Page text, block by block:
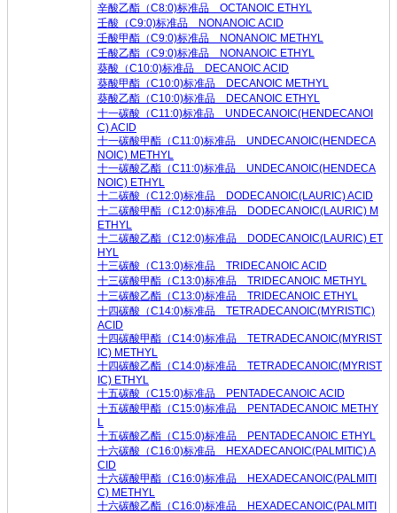
辛酸乙酯（C8:0)标准品 OCTANOIC ETHYL
壬酸（C9:0)标准品 NONANOIC ACID
壬酸甲酯（C9:0)标准品 NONANOIC METHYL
壬酸乙酯（C9:0)标准品 NONANOIC ETHYL
葵酸（C10:0)标准品 DECANOIC ACID
葵酸甲酯（C10:0)标准品 DECANOIC METHYL
葵酸乙酯（C10:0)标准品 DECANOIC ETHYL
十一碳酸（C11:0)标准品 UNDECANOIC(HENDECANOI
C) ACID
十一碳酸甲酯（C11:0)标准品 UNDECANOIC(HENDECA
NOIC) METHYL
十一碳酸乙酯（C11:0)标准品 UNDECANOIC(HENDECA
NOIC) ETHYL
十二碳酸（C12:0)标准品 DODECANOIC(LAURIC) ACID
十二碳酸甲酯（C12:0)标准品 DODECANOIC(LAURIC) M
ETHYL
十二碳酸乙酯（C12:0)标准品 DODECANOIC(LAURIC) ET
HYL
十三碳酸（C13:0)标准品 TRIDECANOIC ACID
十三碳酸甲酯（C13:0)标准品 TRIDECANOIC METHYL
十三碳酸乙酯（C13:0)标准品 TRIDECANOIC ETHYL
十四碳酸（C14:0)标准品 TETRADECANOIC(MYRISTIC)
ACID
十四碳酸甲酯（C14:0)标准品 TETRADECANOIC(MYRIST
IC) METHYL
十四碳酸乙酯（C14:0)标准品 TETRADECANOIC(MYRIST
IC) ETHYL
十五碳酸（C15:0)标准品 PENTADECANOIC ACID
十五碳酸甲酯（C15:0)标准品 PENTADECANOIC METHY
L
十五碳酸乙酯（C15:0)标准品 PENTADECANOIC ETHYL
十六碳酸（C16:0)标准品 HEXADECANOIC(PALMITIC) A
CID
十六碳酸甲酯（C16:0)标准品 HEXADECANOIC(PALMITI
C) METHYL
十六碳酸乙酯（C16:0)标准品 HEXADECANOIC(PALMITI